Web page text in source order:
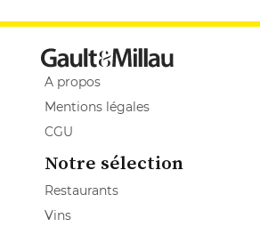
A propos
Mentions légales
CGU
Notre sélection
Restaurants
Vins